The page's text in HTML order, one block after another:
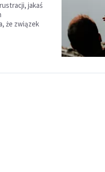
jakaś
że związek